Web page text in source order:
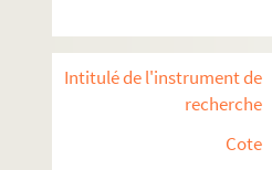
Intitulé de l'instrument de
recherche
Cote
Ms 1738-149. Copie
Ms 1738-150. Copie